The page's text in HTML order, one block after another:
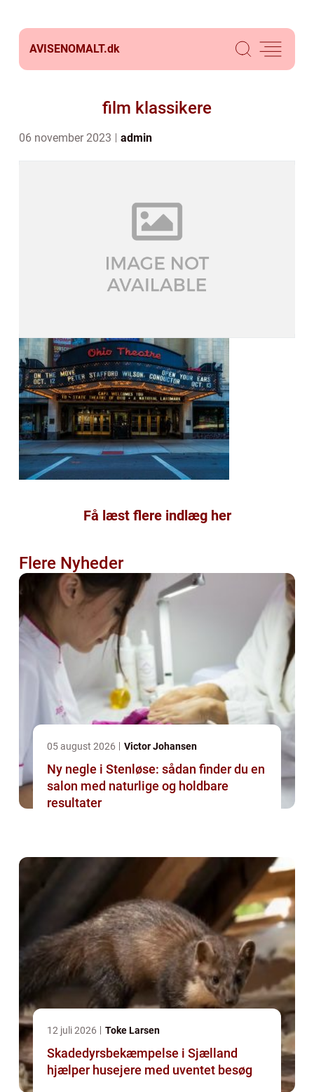
AVISENOMALT.dk
film klassikere
06 november 2023 admin
Få læst flere indlæg her
Flere Nyheder
05 august 2026 Victor Johansen
Ny negle i Stenløse: sådan finder du en
salon med naturlige og holdbare
resultater
12 juli 2026 Toke Larsen
Skadedyrsbekæmpelse i Sjælland
hjælper husejere med uventet besøg